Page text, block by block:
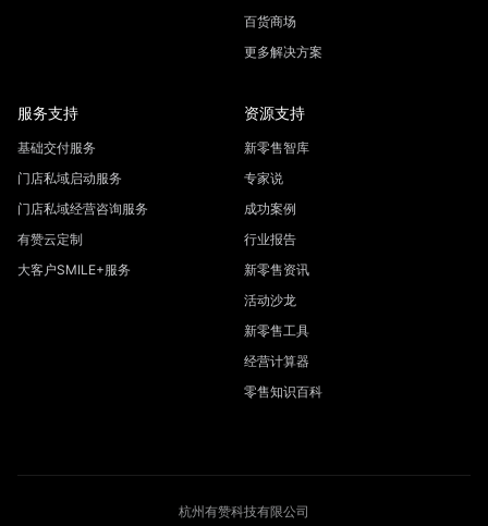
百货商场
更多解决方案
服务支持
基础交付服务
门店私域启动服务
门店私域经营咨询服务
有赞云定制
大客户SMILE+服务
资源支持
新零售智库
专家说
成功案例
行业报告
新零售资讯
活动沙龙
新零售工具
经营计算器
零售知识百科
杭州有赞科技有限公司